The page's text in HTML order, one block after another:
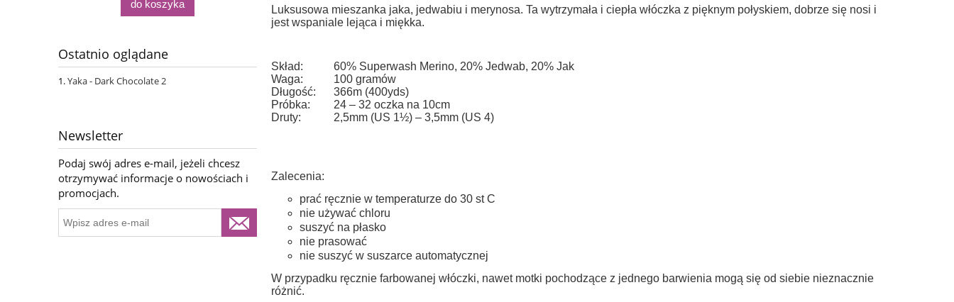
do koszyka do koszyka do koszyka do koszyka
Ostatnio oglądane
Yaka - Dark Chocolate 2
Newsletter
Podaj swój adres e-mail, jeżeli chcesz
otrzymywać informacje o nowościach i
promocjach.
Cena nie zawiera ewentualnych kosztów
Luksusowa mieszanka jaka, jedwabiu i merynosa. Ta wytrzymała i ciepła włóczka z pięknym połyskiem, dobrze się nosi i
jest wspaniale lejąca i miękka.
Skład:
60% Superwash Merino, 20% Jedwab, 20% Jak
Waga:
100 gramów
Długość:
366m (400yds)
Próbka:
24 – 32 oczka na 10cm
Druty:
2,5mm (US 1½) – 3,5mm (US 4)
Zalecenia:
prać ręcznie w temperaturze do 30 st C
nie używać chloru
suszyć na płasko
nie prasować
nie suszyć w suszarce automatycznej
W przypadku ręcznie farbowanej włóczki, nawet motki pochodzące z jednego barwienia mogą się od siebie nieznacznie
różnić.